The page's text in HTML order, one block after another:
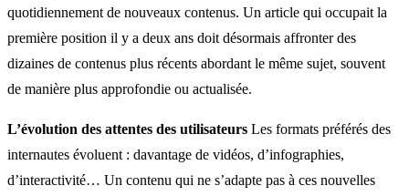
quotidiennement de nouveaux contenus. Un article qui occupait la
première position il y a deux ans doit désormais affronter des
dizaines de contenus plus récents abordant le même sujet, souvent
de manière plus approfondie ou actualisée.
L’évolution des attentes des utilisateurs Les formats préférés des
internautes évoluent : davantage de vidéos, d’infographies,
d’interactivité… Un contenu qui ne s’adapte pas à ces nouvelles